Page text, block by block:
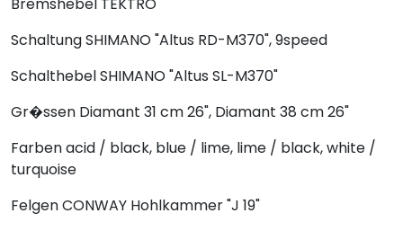
SchaltungSHIMANO "Altus RD-M370", 9speed
SchalthebelSHIMANO "Altus SL-M370"
Gr�ssen Diamant 31 cm 26", Diamant 38 cm 26"
Farbenacid / black, blue / lime, lime / black, white /
turquoise
FelgenCONWAY Hohlkammer "J 19"